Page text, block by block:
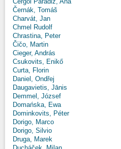
Černák, Tomáš
Charvát, Jan
Chmel Rudolf
Chrastina, Peter
Čičo, Martin
Cieger, András
Csukovits, Enikő
Curta, Florin
Daniel, Ondřej
Daugavietis, Jānis
Demmel, József
Domańska, Ewa
Dominkovits, Péter
Dorigo, Marco
Dorigo, Silvio
Druga, Marek